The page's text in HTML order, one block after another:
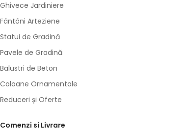
Ghivece Jardiniere
Fântâni Arteziene
Statui de Gradină
Pavele de Gradină
Balustri de Beton
Coloane Ornamentale
Reduceri și Oferte
Comenzi si Livrare